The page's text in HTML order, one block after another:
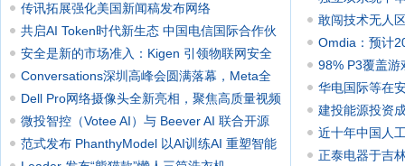
期不传讯拓展强化美国新闻稿发布网络
共启AI Token时代新生态 中国电信国际合作伙
伴安全是新的市场准入：Kigen 引领物联网安全
时代Conversations深圳高峰会圆满落幕，Meta全
面推Dell Pro网络摄像头全新亮相，聚焦高质量视频
与微投智控（Votee AI）与 Beever AI 联合开源
Be范式发布 PhanthyModel 以AI训练AI 重塑智能
（日常 489
敢闯技术无人
Omdia：预计
元98% P3覆盖游
华电国际等在
建投能源投资
近十年中国人
正泰电器于吉